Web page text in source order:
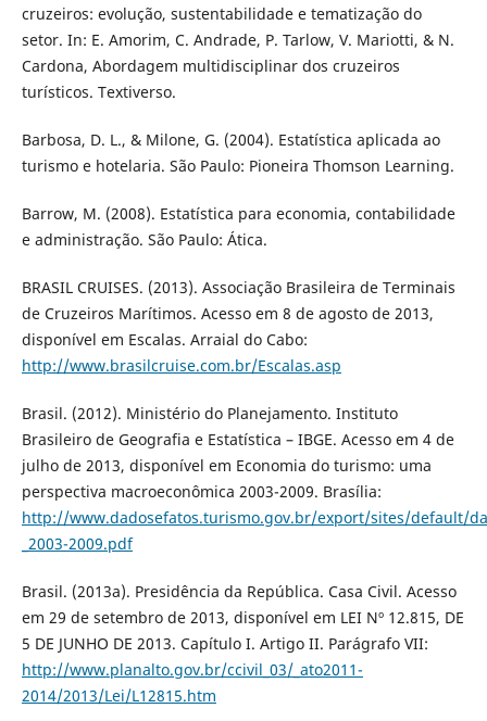
cruzeiros: evolução, sustentabilidade e tematização do
setor. In: E. Amorim, C. Andrade, P. Tarlow, V. Mariotti, & N.
Cardona, Abordagem multidisciplinar dos cruzeiros
turísticos. Textiverso.
Barbosa, D. L., & Milone, G. (2004). Estatística aplicada ao
turismo e hotelaria. São Paulo: Pioneira Thomson Learning.
Barrow, M. (2008). Estatística para economia, contabilidade
e administração. São Paulo: Ática.
BRASIL CRUISES. (2013). Associação Brasileira de Terminais
de Cruzeiros Marítimos. Acesso em 8 de agosto de 2013,
disponível em Escalas. Arraial do Cabo:
http://www.brasilcruise.com.br/Escalas.asp
Brasil. (2012). Ministério do Planejamento. Instituto
Brasileiro de Geografia e Estatística – IBGE. Acesso em 4 de
julho de 2013, disponível em Economia do turismo: uma
perspectiva macroeconômica 2003-2009. Brasília:
http://www.dadosefatos.turismo.gov.br/export/sites/default/
_2003-2009.pdf
Brasil. (2013a). Presidência da República. Casa Civil. Acesso
em 29 de setembro de 2013, disponível em LEI Nº 12.815, DE
5 DE JUNHO DE 2013. Capítulo I. Artigo II. Parágrafo VII:
http://www.planalto.gov.br/ccivil_03/_ato2011-
2014/2013/Lei/L12815.htm